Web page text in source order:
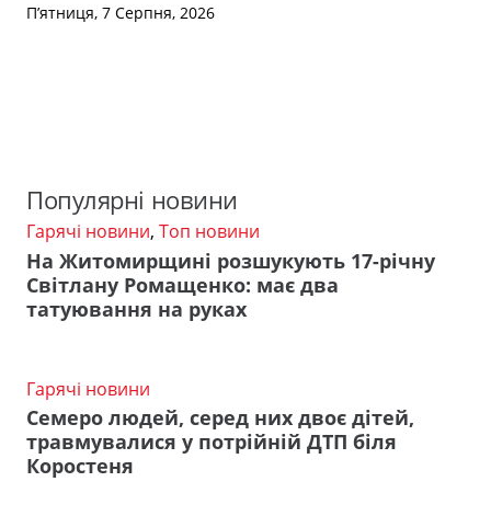
П’ятниця, 7 Серпня, 2026
Популярні новини
Гарячі новини, Топ новини
На Житомирщині розшукують 17-річну
Світлану Ромащенко: має два
татуювання на руках
Гарячі новини
Семеро людей, серед них двоє дітей,
травмувалися у потрійній ДТП біля
Коростеня